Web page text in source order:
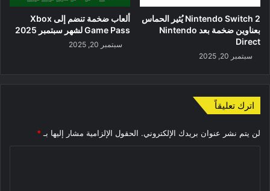
Nintendo Switch 2 يُثير الحماس
بعناوين ضخمة بعد Nintendo
Direct
سبتمبر 20, 2025
ألعاب ضخمة تنضم إلى Xbox
Game Pass لشهر سبتمبر 2025
سبتمبر 20, 2025
اترك تعليقاً
لن يتم نشر عنوان بريدك الإلكتروني. الحقول الإلزامية مشار إليها بـ *